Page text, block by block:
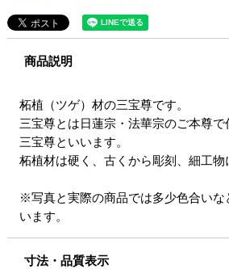
商品説明
柘植（ツゲ）材の三宝尊です。
三宝尊とは日蓮宗・法華宗のご本尊
三宝尊といいます。
柘植材は硬く、古くから彫刻、細工物
※写真と実際の商品では多少色合いな
います。
寸法・品質表示